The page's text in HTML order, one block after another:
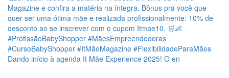
Dando início à agenda It Mãe Experience 2025! O en